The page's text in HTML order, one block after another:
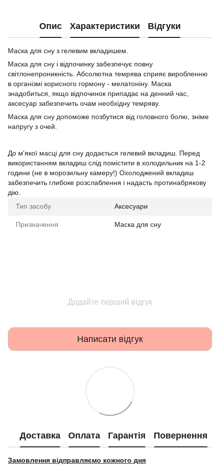
Опис Характеристики Відгуки
Маска для сну з гелевим вкладишем.
Маска для сну і відпочинку забезпечує повну
світлонепроникність. Абсолютна темрява сприяє виробленню
в організмі корисного гормону - мелатоніну. Маска
знадобиться, якщо відпочинок припадає на денний час,
аксесуар забезпечить очам необхідну темряву.
Маска для сну допоможе позбутися від головного болю, зніме
напругу з очей.
До м'якої масці для сну додається гелевий вкладиш. Перед
використанням вкладиш слід помістити в холодильник на 1-2
години (не в морозильну камеру!) Охолоджений вкладиш
забезпечить глибоке розслаблення і надасть протинабрякову
дію.
Тип засобу
Аксесуари
Призначення Маска для сну
Додайте перший відгук
Написати відгук
Доставка Оплата Гарантія Повернення
Замовлення відправляємо кожного дня